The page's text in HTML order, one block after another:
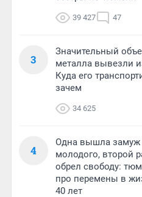
39 427 47
3
Значительный
металла вывезли
Куда его
зачем
34 625
4
Одна вышла замуж
молодого, второй
обрел свободу:
про перемены в
40 лет